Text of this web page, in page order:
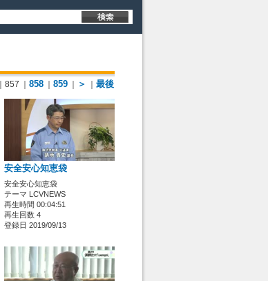
｜857 858 859 ＞ 最後
安全安心知恵袋
安全安心知恵袋
テーマ LCVNEWS
再生時間 00:04:51
再生回数 4
登録日 2019/09/13